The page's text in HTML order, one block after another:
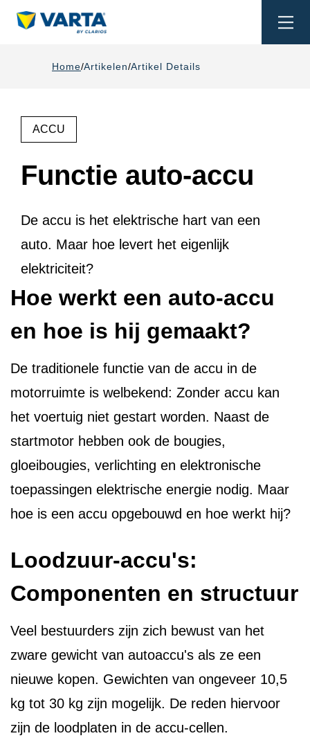
Home Artikelen Artikel Details
ACCU
Functie auto-accu
De accu is het elektrische hart van een
auto. Maar hoe levert het eigenlijk
elektriciteit?
Hoe werkt een auto-accu
en hoe is hij gemaakt?
De traditionele functie van de accu in de
motorruimte is welbekend: Zonder accu kan
het voertuig niet gestart worden. Naast de
startmotor hebben ook de bougies,
gloeibougies, verlichting en elektronische
toepassingen elektrische energie nodig. Maar
hoe is een accu opgebouwd en hoe werkt hij?
Loodzuur-accu's:
Componenten en structuur
Veel bestuurders zijn zich bewust van het
zware gewicht van autoaccu's als ze een
nieuwe kopen. Gewichten van ongeveer 10,5
kg tot 30 kg zijn mogelijk. De reden hiervoor
zijn de loodplaten in de accu-cellen.